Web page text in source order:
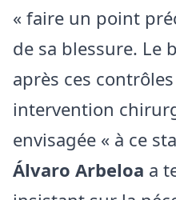
« faire un point
de sa blessure. Le
après ces
intervention
envisagée « à ce
Álvaro Arbeloa a